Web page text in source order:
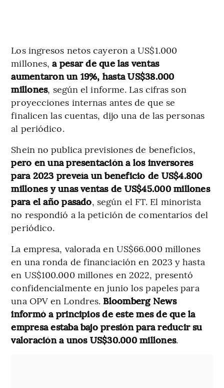
Los ingresos netos cayeron a US$1.000
millones,a pesar de que las ventas
aumentaron un 19%, hasta US$38.000
millones, según el informe. Las cifras son
proyecciones internas antes de que se
finalicen las cuentas, dijo una de las personas
al periódico.
Shein no publica previsiones de beneficios,
pero en una presentación a los inversores
para 2023 preveía un beneficio de US$4.800
millones y unas ventas de US$45.000 millones
para el año pasado, según el FT. El minorista
no respondió a la petición de comentarios del
periódico.
La empresa, valorada en US$66.000 millones
en una ronda de financiación en 2023 y hasta
en US$100.000 millones en 2022, presentó
confidencialmente en junio los papeles para
una OPV en Londres. Bloomberg News
informó a principios de este mes de que la
empresa estaba bajo presión para reducir su
valoración a unos US$30.000 millones.